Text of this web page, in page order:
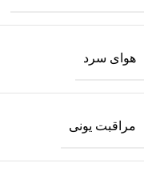
هوای سرد
مراقبت یونی